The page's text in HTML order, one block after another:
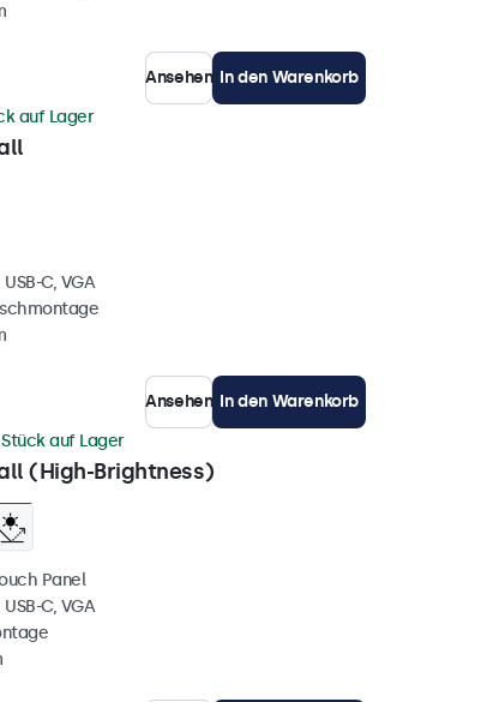
Ansehen In den Warenkorb
auf Lager
C, VGA
Ansehen In den Warenkorb
(High-Brightness)
Stück auf Lager
Panel
C, VGA